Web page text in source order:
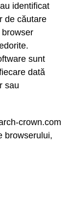
identificat
de căutare
sunt
dată
sau
crown.com
browserului,